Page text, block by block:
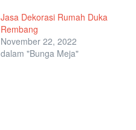
Jasa Dekorasi Rumah Duka
Rembang
November 22, 2022
dalam "Bunga Meja"